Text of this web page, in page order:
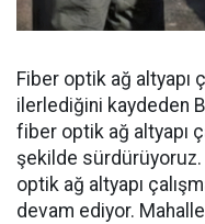
Fiber optik ağ altyapı
ilerlediğini kaydeden
fiber optik ağ altyapı
şekilde
optik ağ altyapı
devam ediyor.